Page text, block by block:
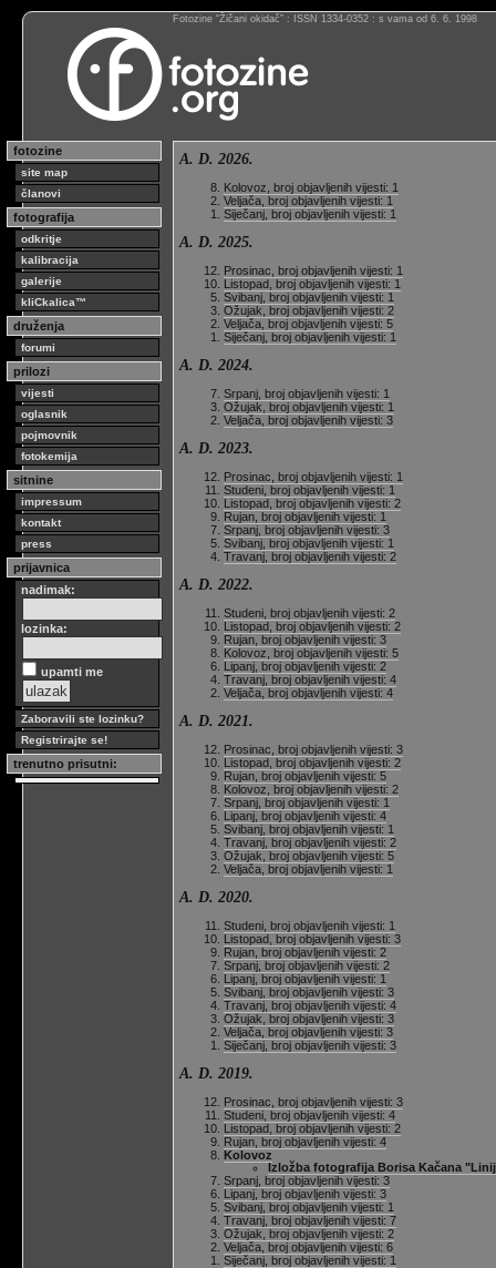
Fotozine “Žičani okidač” : ISSN 1334-0352 : s vama od 6. 6. 1998
fotozine
site map
članovi
fotografija
odkritje
kalibracija
galerije
kliCkalica™
druženja
forumi
prilozi
vijesti
oglasnik
pojmovnik
fotokemija
sitnine
impressum
kontakt
press
prijavnica
nadimak:
lozinka:
upamti me
Zaboravili ste lozinku?
Registrirajte se!
trenutno prisutni:
A. D. 2026.
Kolovoz, broj objavljenih vijesti: 1
Veljača, broj objavljenih vijesti: 1
Siječanj, broj objavljenih vijesti: 1
A. D. 2025.
Prosinac, broj objavljenih vijesti: 1
Listopad, broj objavljenih vijesti: 1
Svibanj, broj objavljenih vijesti: 1
Ožujak, broj objavljenih vijesti: 2
Veljača, broj objavljenih vijesti: 5
Siječanj, broj objavljenih vijesti: 1
A. D. 2024.
Srpanj, broj objavljenih vijesti: 1
Ožujak, broj objavljenih vijesti: 1
Veljača, broj objavljenih vijesti: 3
A. D. 2023.
Prosinac, broj objavljenih vijesti: 1
Studeni, broj objavljenih vijesti: 1
Listopad, broj objavljenih vijesti: 2
Rujan, broj objavljenih vijesti: 1
Srpanj, broj objavljenih vijesti: 3
Svibanj, broj objavljenih vijesti: 1
Travanj, broj objavljenih vijesti: 2
A. D. 2022.
Studeni, broj objavljenih vijesti: 2
Listopad, broj objavljenih vijesti: 2
Rujan, broj objavljenih vijesti: 3
Kolovoz, broj objavljenih vijesti: 5
Lipanj, broj objavljenih vijesti: 2
Travanj, broj objavljenih vijesti: 4
Veljača, broj objavljenih vijesti: 4
A. D. 2021.
Prosinac, broj objavljenih vijesti: 3
Listopad, broj objavljenih vijesti: 2
Rujan, broj objavljenih vijesti: 5
Kolovoz, broj objavljenih vijesti: 2
Srpanj, broj objavljenih vijesti: 1
Lipanj, broj objavljenih vijesti: 4
Svibanj, broj objavljenih vijesti: 1
Travanj, broj objavljenih vijesti: 2
Ožujak, broj objavljenih vijesti: 5
Veljača, broj objavljenih vijesti: 1
A. D. 2020.
Studeni, broj objavljenih vijesti: 1
Listopad, broj objavljenih vijesti: 3
Rujan, broj objavljenih vijesti: 2
Srpanj, broj objavljenih vijesti: 2
Lipanj, broj objavljenih vijesti: 1
Svibanj, broj objavljenih vijesti: 3
Travanj, broj objavljenih vijesti: 4
Ožujak, broj objavljenih vijesti: 3
Veljača, broj objavljenih vijesti: 3
Siječanj, broj objavljenih vijesti: 3
A. D. 2019.
Prosinac, broj objavljenih vijesti: 3
Studeni, broj objavljenih vijesti: 4
Listopad, broj objavljenih vijesti: 2
Rujan, broj objavljenih vijesti: 4
Kolovoz
Izložba fotografija Borisa Kačana
Srpanj, broj objavljenih vijesti: 3
Lipanj, broj objavljenih vijesti: 3
Svibanj, broj objavljenih vijesti: 1
Travanj, broj objavljenih vijesti: 7
Ožujak, broj objavljenih vijesti: 2
Veljača, broj objavljenih vijesti: 6
Siječanj, broj objavljenih vijesti: 1